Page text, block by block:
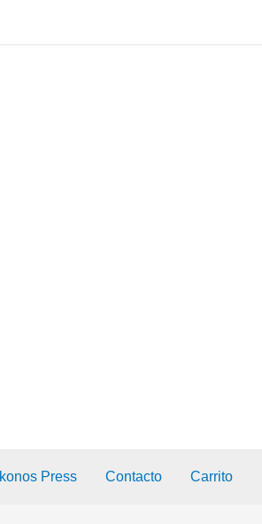
Ikonos Press Contacto Carrito